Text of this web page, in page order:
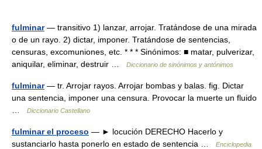
fulminar— transitivo 1) lanzar, arrojar. Tratándose de una mirada
o de un rayo. 2) dictar, imponer. Tratándose de sentencias,
censuras, excomuniones, etc. * * * Sinónimos: ■ matar, pulverizar,
aniquilar, eliminar, destruir …
Diccionario de sinónimos y antónimos
fulminar— tr. Arrojar rayos. Arrojar bombas y balas. fig. Dictar
una sentencia, imponer una censura. Provocar la muerte un fluido
Diccionario Castellano
fulminar el proceso — ► locución DERECHO Hacerlo y
sustanciarlo hasta ponerlo en estado de sentencia …
Enciclopedia